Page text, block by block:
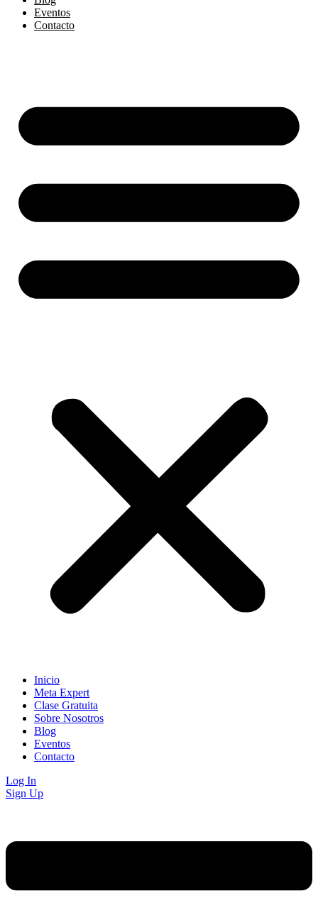
Eventos
Contacto
Inicio
Meta Expert
Clase Gratuita
Sobre Nosotros
Blog
Eventos
Contacto
Log In
Sign Up